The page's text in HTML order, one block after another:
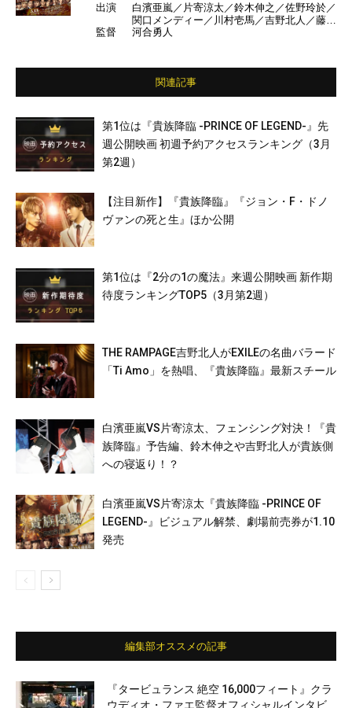
出演
白濱亜嵐／片寄涼太／鈴木伸之／佐野玲於／
関口メンディー／川村壱馬／吉野北人／藤原
樹／長谷川慎／町田啓太／清原翔／廣瀬智紀
O ほか
監督 河合勇人
関連記事
第1位は『貴族降臨 -PRINCE OF LEGEND-』先
週公開映画 初週予約アクセスランキング（3月
第2週）
【注目新作】『貴族降臨』『ジョン・F・ドノ
ヴァンの死と生』ほか公開
第1位は『2分の1の魔法』来週公開映画 新作期
待度ランキングTOP5（3月第2週）
THE RAMPAGE吉野北人がEXILEの名曲バラード
「Ti Amo」を熱唱、『貴族降臨』最新スチール
白濱亜嵐VS片寄涼太、フェンシング対決！『貴
族降臨』予告編、鈴木伸之や吉野北人が貴族側
への寝返り！？
白濱亜嵐VS片寄涼太『貴族降臨 -PRINCE OF
LEGEND-』ビジュアル解禁、劇場前売券が1.10
発売
編集部オススメの記事
『タービュランス 絶空 16,000フィート』クラ
ウディオ・ファエ監督オフィシャルインタビ